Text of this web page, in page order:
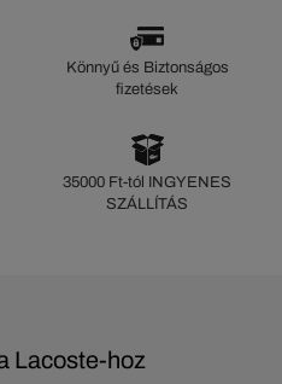
Könnyű és Biztonságos
fizetések
35000 Ft-tól INGYENES
SZÁLLÍTÁS
Lacoste-hoz